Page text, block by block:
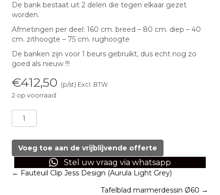
De bank bestaat uit 2 delen die tegen elkaar gezet
worden.
Afmetingen per deel: 160 cm. breed – 80 cm. diep – 40
cm. zithoogte – 75 cm. rughoogte
De banken zijn voor 1 beurs gebruikt, dus echt nog zo
goed als nieuw !!!
€412,50 (p/st) Excl. BTW
2 op voorraad
Loungebank:
aluminium
acaciahout
-
aantal
Voeg toe aan de vrijblijvende offerte
Stel uw vraag via whatsapp
Posts
← Fauteuil Clip Jess Design (Aurula Light Grey)
Tafelblad marmerdessin Ø60 →